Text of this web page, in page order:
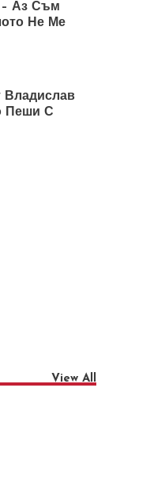
– Аз Съм
Не Ме
Владислав
Пеши С
View All